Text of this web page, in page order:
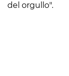
del orgullo".